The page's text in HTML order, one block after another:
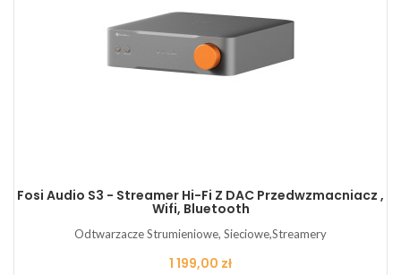
Fosi Audio S3 - Streamer Hi-Fi Z DAC Przedwzmacniacz ,
Wifi, Bluetooth
Odtwarzacze Strumieniowe, Sieciowe,Streamery
Cena
1 199,00 zł